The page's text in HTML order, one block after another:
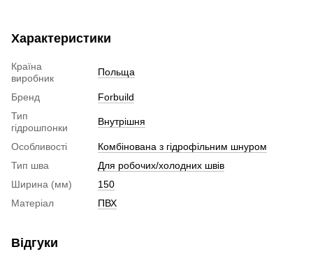
Характеристики
Країна
виробник
Польща
Бренд
Forbuild
Тип
гідрошпонки
Внутрішня
Особливості
Комбінована з гідрофільним шнуром
Тип шва
Для робочих/холодних швів
Ширина (мм)
150
Матеріал
ПВХ
Відгуки